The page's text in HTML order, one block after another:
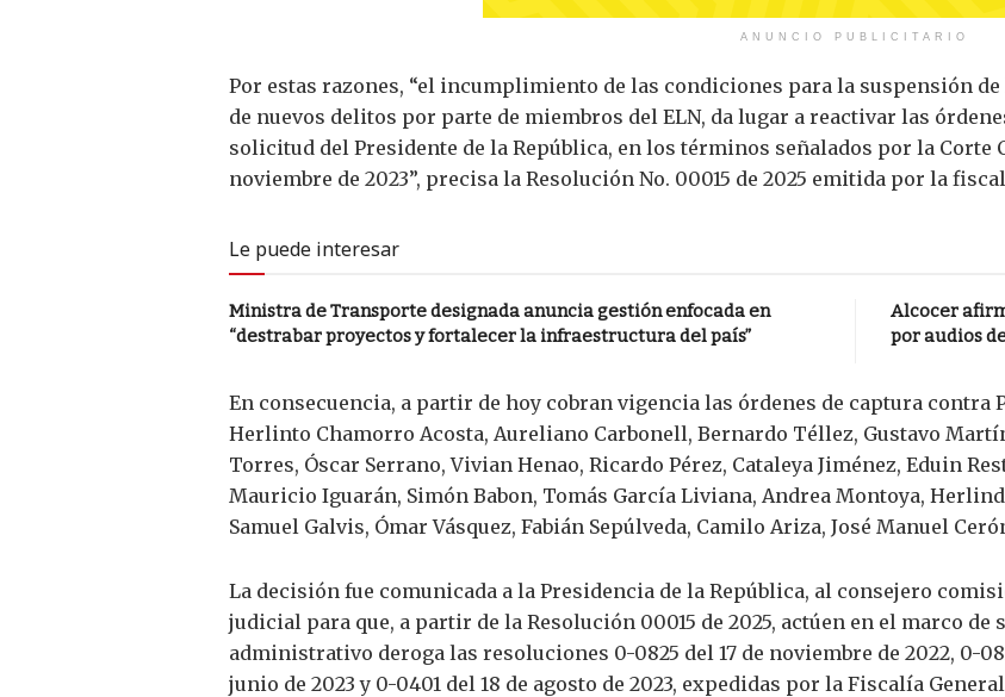
ANUNCIO PUBLICITARIO
Por estas razones, “el incumplimiento de las condiciones para la suspensión
de nuevos delitos por parte de miembros del ELN, da lugar a reactivar las
solicitud del Presidente de la República, en los términos señalados por la Corte
noviembre de 2023”, precisa la Resolución No. 00015 de 2025 emitida por la
Le puede interesar
Ministra de Transporte designada anuncia gestión enfocada en
“destrabar proyectos y fortalecer la infraestructura del país”
Alcocer
por audios
En consecuencia, a partir de hoy cobran vigencia las órdenes de captura contra
Herlinto Chamorro Acosta, Aureliano Carbonell, Bernardo Téllez, Gustavo
Torres, Óscar Serrano, Vivian Henao, Ricardo Pérez, Cataleya Jiménez, Eduin
Mauricio Iguarán, Simón Babon, Tomás García Liviana, Andrea Montoya,
Samuel Galvis, Ómar Vásquez, Fabián Sepúlveda, Camilo Ariza, José Manuel
La decisión fue comunicada a la Presidencia de la República, al consejero
judicial para que, a partir de la Resolución 00015 de 2025, actúen en el marco de
administrativo deroga las resoluciones 0-0825 del 17 de noviembre de 2022, 0-
junio de 2023 y 0-0401 del 18 de agosto de 2023, expedidas por la Fiscalía